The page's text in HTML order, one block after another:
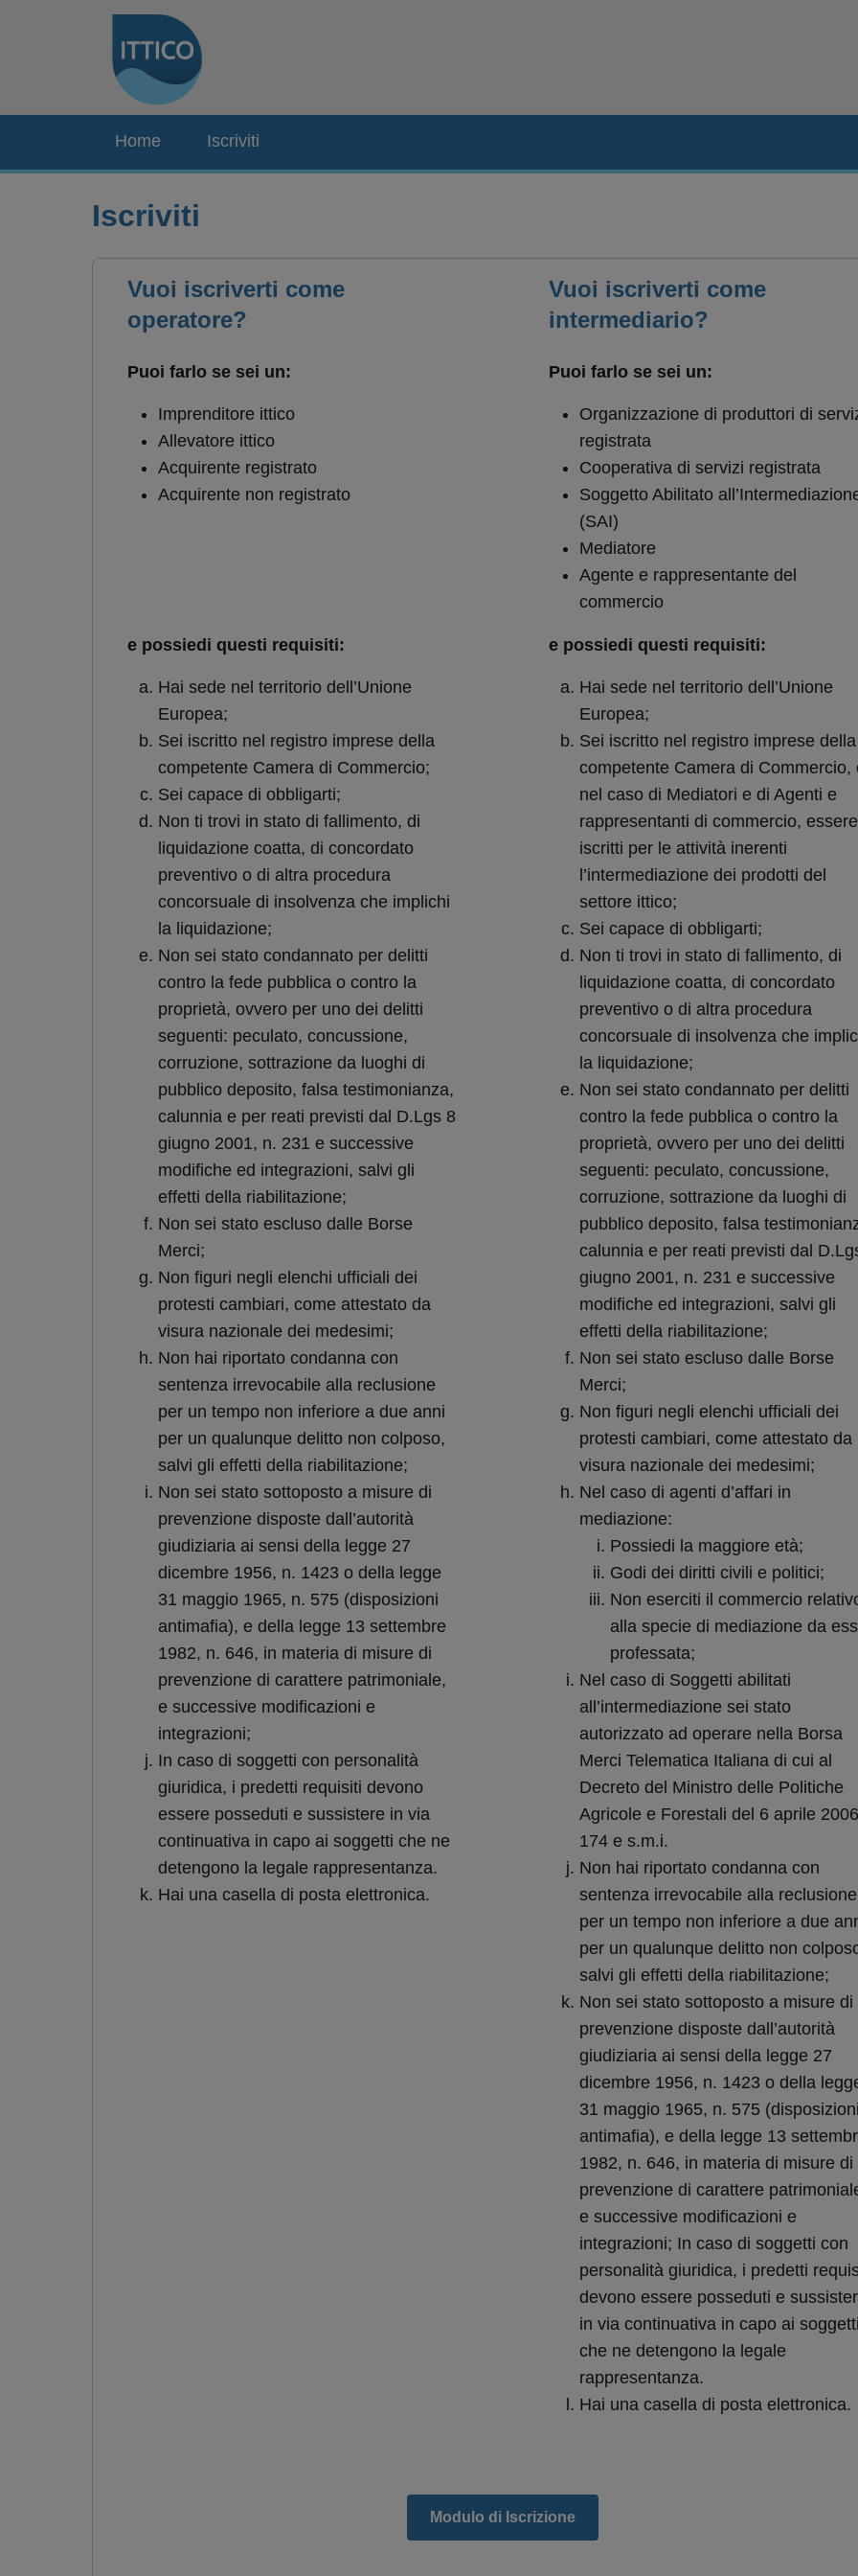
Home Iscriviti
Iscriviti
Vuoi iscriverti come
operatore?
Puoi farlo se sei un:
Imprenditore ittico
Allevatore ittico
Acquirente registrato
Acquirente non registrato
e possiedi questi requisiti:
Hai sede nel territorio dell’Unione
Europea;
Sei iscritto nel registro imprese della
competente Camera di Commercio;
Sei capace di obbligarti;
Non ti trovi in stato di fallimento, di
liquidazione coatta, di concordato
preventivo o di altra procedura
concorsuale di insolvenza che implichi
la liquidazione;
Non sei stato condannato per delitti
contro la fede pubblica o contro la
proprietà, ovvero per uno dei delitti
seguenti: peculato, concussione,
corruzione, sottrazione da luoghi di
pubblico deposito, falsa testimonianza,
calunnia e per reati previsti dal D.Lgs 8
giugno 2001, n. 231 e successive
modifiche ed integrazioni, salvi gli
effetti della riabilitazione;
Non sei stato escluso dalle Borse
Merci;
Non figuri negli elenchi ufficiali dei
protesti cambiari, come attestato da
visura nazionale dei medesimi;
Non hai riportato condanna con
sentenza irrevocabile alla reclusione
per un tempo non inferiore a due anni
per un qualunque delitto non colposo,
salvi gli effetti della riabilitazione;
Non sei stato sottoposto a misure di
prevenzione disposte dall’autorità
giudiziaria ai sensi della legge 27
dicembre 1956, n. 1423 o della legge
31 maggio 1965, n. 575 (disposizioni
antimafia), e della legge 13 settembre
1982, n. 646, in materia di misure di
prevenzione di carattere patrimoniale,
e successive modificazioni e
integrazioni;
In caso di soggetti con personalità
giuridica, i predetti requisiti devono
essere posseduti e sussistere in via
continuativa in capo ai soggetti che ne
detengono la legale rappresentanza.
Hai una casella di posta elettronica.
Vuoi iscriverti come
intermediario?
Puoi farlo se sei un:
Organizzazione di produttori di
registrata
Cooperativa di servizi registrata
Soggetto Abilitato
(SAI)
Mediatore
Agente e rappresentante del
commercio
e possiedi questi requisiti:
Hai sede nel territorio dell’Unione
Europea;
Sei iscritto nel registro imprese della
competente Camera di Commercio,
nel caso di Mediatori e di Agenti e
rappresentanti di commercio, essere
iscritti per le attività inerenti
l’intermediazione dei prodotti del
settore ittico;
Sei capace di obbligarti;
Non ti trovi in stato di fallimento, di
liquidazione coatta, di concordato
preventivo o di altra procedura
concorsuale di insolvenza che
la liquidazione;
Non sei stato condannato per delitti
contro la fede pubblica o contro la
proprietà, ovvero per uno dei delitti
seguenti: peculato, concussione,
corruzione, sottrazione da luoghi di
pubblico deposito, falsa
calunnia e per reati previsti dal
giugno 2001, n. 231 e successive
modifiche ed integrazioni, salvi gli
effetti della riabilitazione;
Non sei stato escluso dalle Borse
Merci;
Non figuri negli elenchi ufficiali dei
protesti cambiari, come attestato da
visura nazionale dei medesimi;
Nel caso di agenti d’affari in
mediazione:
Possiedi la maggiore età;
Godi dei diritti civili e politici;
Non eserciti il commercio
alla specie di mediazione da
professata;
Nel caso di Soggetti abilitati
all’intermediazione sei stato
autorizzato ad operare nella Borsa
Merci Telematica Italiana di cui al
Decreto del Ministro delle Politiche
Agricole e Forestali del 6 aprile
174 e s.m.i.
Non hai riportato condanna con
sentenza irrevocabile alla reclusione
per un tempo non inferiore a due
per un qualunque delitto non
salvi gli effetti della riabilitazione;
Non sei stato sottoposto a misure di
prevenzione disposte dall’autorità
giudiziaria ai sensi della legge 27
dicembre 1956, n. 1423 o della
31 maggio 1965, n. 575
antimafia), e della legge 13
1982, n. 646, in materia di misure di
prevenzione di carattere
e successive modificazioni e
integrazioni; In caso di soggetti con
personalità giuridica, i predetti
devono essere posseduti e
in via continuativa in capo ai
che ne detengono la legale
rappresentanza.
Hai una casella di posta elettronica.
Modulo di Iscrizione